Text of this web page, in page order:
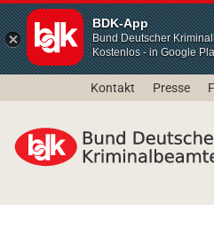
BDK-App
Bund Deutscher
Kostenlos - in Google
Kontakt Presse